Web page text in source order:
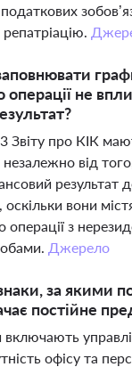
не
Звіту про КІК
від
результат
вони
операції з
Джерело
за якими
постійне
включають
офісу та